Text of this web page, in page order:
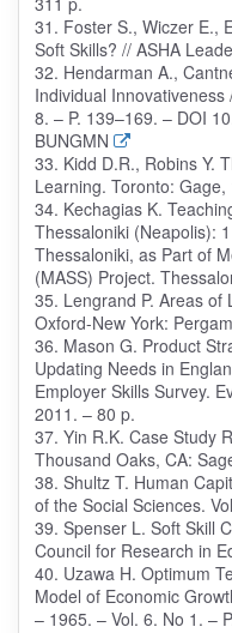
31. Foster S., Wiczer E.,
Soft Skills? // ASHA
32. Hendarman A.,
Individual
8. – P. 139–169. – DOI
BUNGMN
33. Kidd D.R., Robins Y.
Learning. Toronto:
34. Kechagias K.
Thessaloniki (Neapolis):
Thessaloniki, as Part of
(MASS) Project.
35. Lengrand P. Areas of
Oxford-New York:
36. Mason G. Product
Updating Needs in
Employer Skills Survey.
2011. – 80 p.
37. Yin R.K. Case Study
Thousand Oaks, CA:
38. Shultz T. Human
of the Social Sciences.
39. Spenser L. Soft Skill
Council for Research in
40. Uzawa H. Optimum
Model of Economic
– 1965. – Vol. 6. No 1. –